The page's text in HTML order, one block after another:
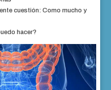
cuestión: Como mucho y
hacer?